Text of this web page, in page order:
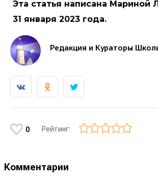
Эта статья написана Мариной
31 января 2023 года.
Редакция и Кураторы
0 Рейтинг:
Комментарии